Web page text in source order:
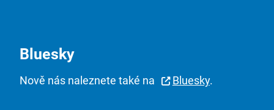
Bluesky
Nově nás naleznete také na Bluesky.